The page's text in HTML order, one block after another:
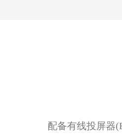
配备有线投屏器